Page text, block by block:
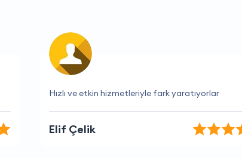
Her zaman yardımcı ve güler yüzlüler
Caner Ayaz